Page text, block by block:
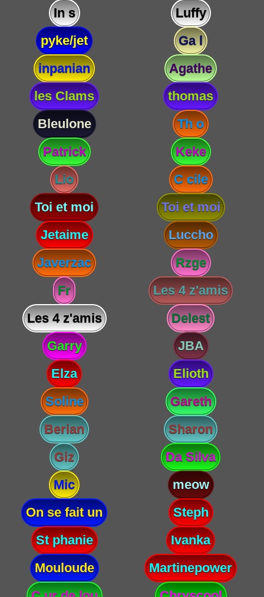
In s
Luffy
pyke/jet
Ga l
inpanian
Agathe
les Clams
thomas
Bleulone
Th o
Patrick
Keke
Lio
C cile
Toi et moi
Toi et moi
Jetaime
Luccho
Javerzac
Rzge
Fr
Les 4 z'amis
Les 4 z'amis
Delest
Garry
JBA
Elza
Elioth
Soline
Gareth
Berian
Sharon
Giz
Da Silva
Mic
meow
On se fait un
Steph
St phanie
Ivanka
Mouloude
Martinepower